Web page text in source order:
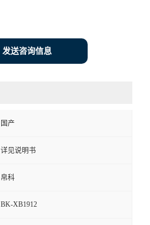
发送咨询信息
国产
详见说明书
帛科
BK-XB1912